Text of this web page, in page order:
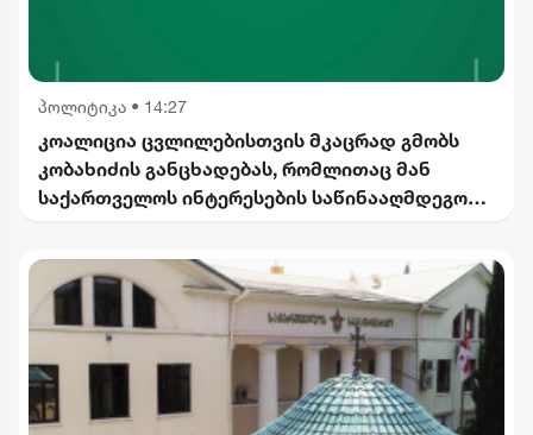
პოლიტიკა • 14:27
კოალიცია ცვლილებისთვის მკაცრად გმობს
კობახიძის განცხადებას, რომლითაც მან
საქართველოს ინტერესების საწინააღმდეგოდ